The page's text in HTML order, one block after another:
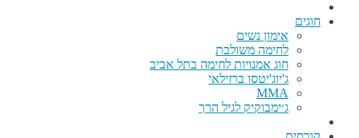
חוגים
אימון נשים
לחימה משולבת
חוג אמנויות לחימה בתל אביב
ג'יוג'יטסו ברזילאי
MMA
ג׳ימבוקיק לגיל הרך